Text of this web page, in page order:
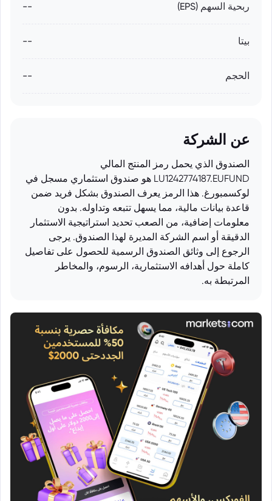
ربحية السهم (EPS) --
بيتا --
الحجم --
عن الشركة
الصندوق الذي يحمل رمز المنتج المالي
LU1242774187.EUFUND هو صندوق استثماري مسجل في
لوكسمبورغ. هذا الرمز يعرف الصندوق بشكل فريد ضمن
قاعدة بيانات مالية، مما يسهل تتبعه وتداوله. بدون
معلومات إضافية، من الصعب تحديد استراتيجية الاستثمار
الدقيقة أو اسم الشركة المديرة لهذا الصندوق. يرجى
الرجوع إلى وثائق الصندوق الرسمية للحصول على تفاصيل
كاملة حول أهدافه الاستثمارية، الرسوم، والمخاطر
المرتبطة به.